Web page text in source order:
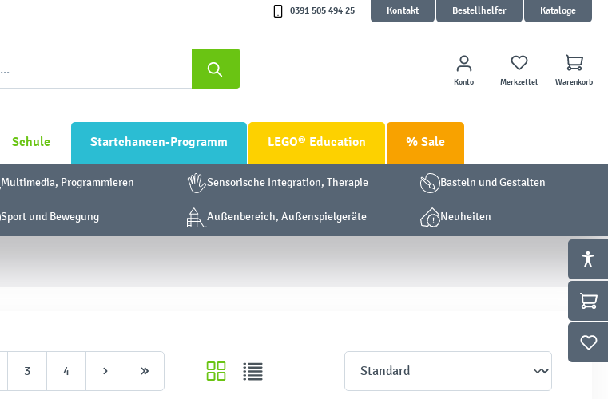
0391 505 494 25 Kontakt Bestellhelfer Kataloge
Konto Merkzettel Warenkorb
Schule Startchancen-Programm LEGO® Education % Sale
Multimedia, Programmieren Sensorische Integration, Therapie Basteln und Gestalten
Sport und Bewegung Außenbereich, Außenspielgeräte Neuheiten
3 4